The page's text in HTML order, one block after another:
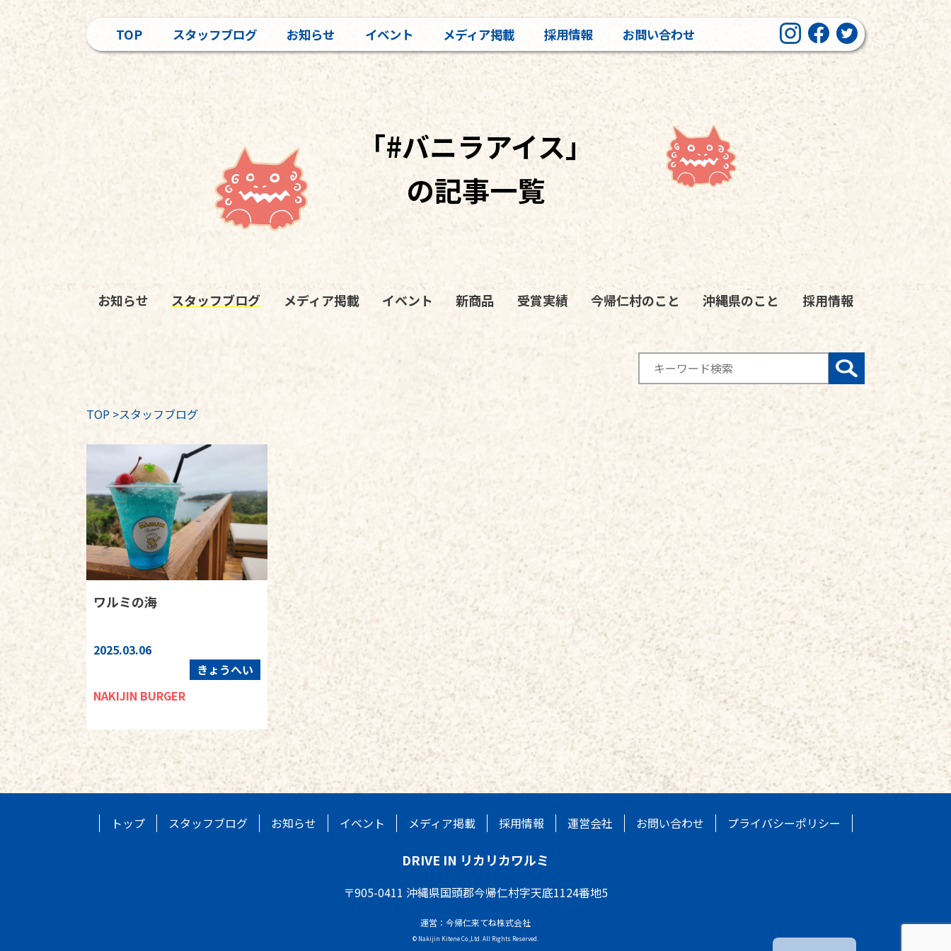
TOP スタッフブログ お知らせ イベント メディア掲載 採用情報 お問い合わせ
「#バニラアイス」
の記事一覧
お知らせ スタッフブログ メディア掲載 イベント 新商品 受賞実績 今帰仁村のこと 沖縄県のこと 採用情報
TOP >スタッフブログ
ワルミの海
2025.03.06
きょうへい
NAKIJIN BURGER
トップ スタッフブログ お知らせ イベント メディア掲載 採用情報 運営会社 お問い合わせ プライバシーポリシー
DRIVE IN リカリカワルミ
〒905-0411 沖縄県国頭郡今帰仁村字天底1124番地5
運営：今帰仁来てね株式会社
© Nakijin Kitene Co.,Ltd. All Rights Reserved.